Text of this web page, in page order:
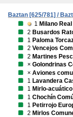
Baztan [625/781] /
1 Milano Real
2 Busardos
1 Paloma
2 Vencejos
2 Martines
× Golondrinas
× Aviones
1 Lavandera
1 Mirlo-
1 Chochín
1 Petirrojo
2 Mirlos